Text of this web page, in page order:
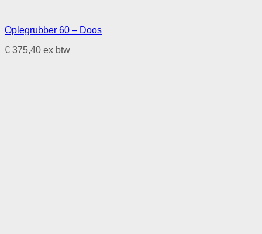
Oplegrubber 60 – Doos
€ 375,40 ex btw